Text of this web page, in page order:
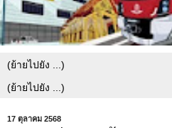
17 ตุลาคม 2568